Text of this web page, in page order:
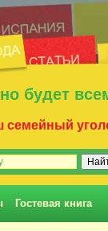
будет
семейный
Гостевая книга